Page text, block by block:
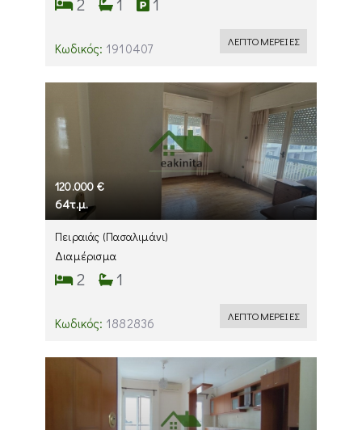
Κωδικός: 1910407 ΛΕΠΤΟΜΕΡΕΙΕΣ
120.000 €
64τ.μ.
Πειραιάς (Πασαλιμάνι)
Διαμέρισμα
2 1
Κωδικός: 1882836 ΛΕΠΤΟΜΕΡΕΙΕΣ